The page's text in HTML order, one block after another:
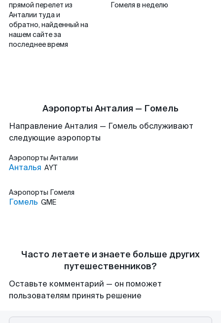
прямой перелет из
Анталии туда и
обратно, найденный на
нашем сайте за
последнее время
Гомеля в неделю
Аэропорты Анталия — Гомель
Направление Анталия — Гомель обслуживают
следующие аэропорты
Аэропорты Анталии
Анталья AYT
Аэропорты Гомеля
Гомель GME
Часто летаете и знаете больше других
путешественников?
Оставьте комментарий — он поможет
пользователям принять решение